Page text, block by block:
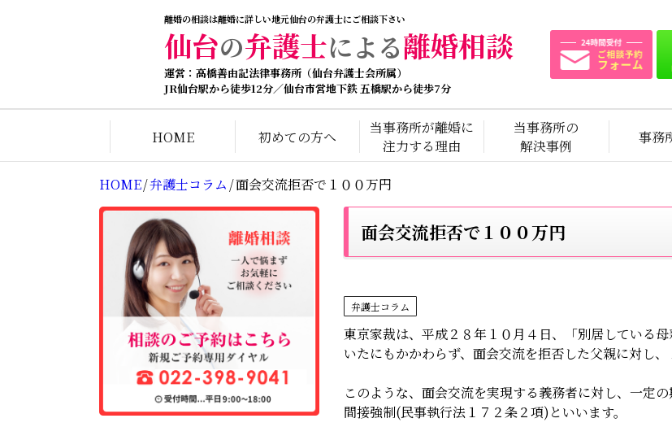
離婚の相談は離婚に詳しい地元仙台の弁護士にご相談下さい
仙台の弁護士による離婚相談
運営：高橋善由記法律事務所（仙台弁護士会所属）
JR仙台駅から徒歩12分／仙台市営地下鉄 五橋駅から徒歩7分
HOME 初めての方へ
当事務所が離婚に
注力する理由
当事務所の
解決事例
事務
HOME/弁護士コラム /面会交流拒否で１００万円
面会交流拒否で１００万円
弁護士コラム
東京家裁は、平成２８年１０月４日、「別居している
いたにもかかわらず、面会交流を拒否した父親に対し
このような、面会交流を実現する義務者に対し、一定
間接強制(民事執行法１７２条２項)といいます。